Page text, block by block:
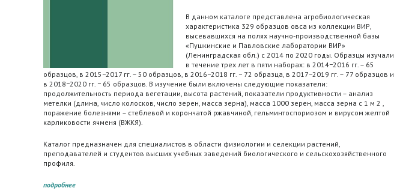
В данном каталоге представлена агробиологическая
характеристика 329 образцов овса из коллекции ВИР,
высевавшихся на полях научно-производственной базы
«Пушкинские и Павловские лаборатории ВИР»
(Ленинградская обл.) с 2014 по 2020 годы. Образцы изучали
в течение трех лет в пяти наборах: в 2014−2016 гг. – 65
образцов, в 2015−2017 гг. – 50 образцов, в 2016−2018 гг. − 72 образца, в 2017−2019 гг. – 77 образцов и
в 2018−2020 гг. − 65 образцов. В изучение были включены следующие показатели:
продолжительность периода вегетации, высота растений, показатели продуктивности – анализ
метелки (длина, число колосков, число зерен, масса зерна), масса 1000 зерен, масса зерна с 1 м 2 ,
поражение болезнями – стеблевой и корончатой ржавчиной, гельминтоспориозом и вирусом желтой
карликовости ячменя (ВЖКЯ).
Каталог предназначен для специалистов в области физиологии и селекции растений,
преподавателей и студентов высших учебных заведений биологического и сельскохозяйственного
профиля.
подробнее